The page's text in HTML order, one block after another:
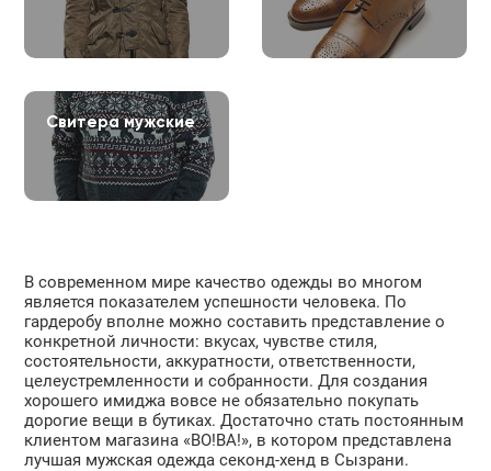
Свитера мужские
В современном мире качество одежды во многом
является показателем успешности человека. По
гардеробу вполне можно составить представление о
конкретной личности: вкусах, чувстве стиля,
состоятельности, аккуратности, ответственности,
целеустремленности и собранности. Для создания
хорошего имиджа вовсе не обязательно покупать
дорогие вещи в бутиках. Достаточно стать постоянным
клиентом магазина «ВО!ВА!», в котором представлена
лучшая мужская одежда секонд-хенд в Сызрани.